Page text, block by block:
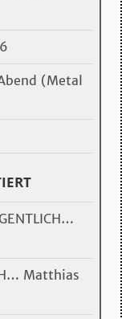
(Metal
Matthias